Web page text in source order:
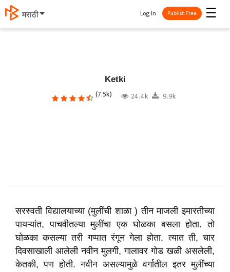
தமிழ் ☰
Log In Publish Free
Ketki
(7.5k) 24.4k 9.9k
सरस्वती विद्यालयाच्या (मुलींची शाळा ) तीन माजली इमारतीच्या
पायऱ्यांत, पाचवीतल्या मुलींचा एक घोळका बसला होता. तो
घोळका कसल्या तरी गप्पात रंगून गेला होता. त्यात ती, चार
दिवसाखाली आलेली नवीन मुलगी, गालावर गोड खळी असलेली,
केतकी, पण होती. नवीन असल्यामुळे वर्गातील इतर मुलींच्या